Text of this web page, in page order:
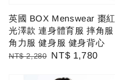
英國 BOX Menswear 棗紅
光澤款 連身體育服 摔角服
角力服 健身服 健身背心
Regular
NT$ 2,280 Sale
NT$ 1,780